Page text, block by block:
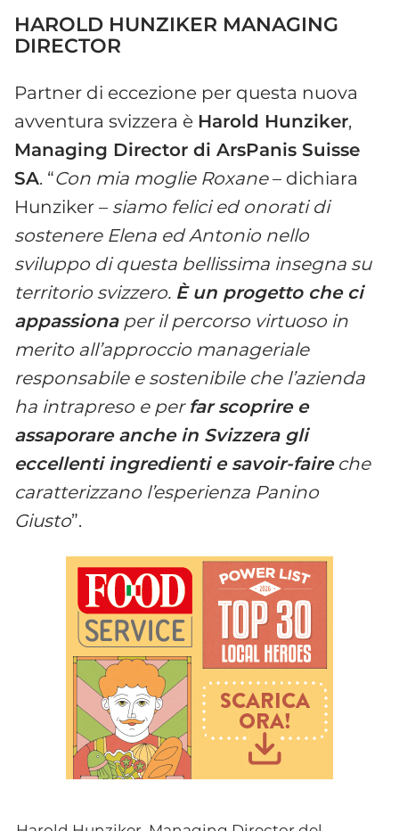
HAROLD HUNZIKER MANAGING
DIRECTOR
Partner di eccezione per questa nuova
avventura svizzera è Harold Hunziker,
Managing Director di ArsPanis Suisse
SA. “Con mia moglie Roxane– dichiara
Hunziker – siamo felici ed onorati di
sostenere Elena ed Antonio nello
sviluppo di questa bellissima insegna su
territorio svizzero. È un progetto che ci
appassionaper il percorso virtuoso in
merito all’approccio manageriale
responsabile e sostenibile che l’azienda
ha intrapreso e per far scoprire e
assaporare anche in Svizzera gli
eccellenti ingredienti e savoir-faireche
caratterizzano l’esperienza Panino
Giusto”.